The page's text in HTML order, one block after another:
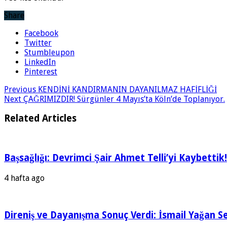
Share
Facebook
Twitter
Stumbleupon
LinkedIn
Pinterest
Previous KENDİNİ KANDIRMANIN DAYANILMAZ HAFİFLİĞİ
Next ÇAĞRIMIZDIR! Sürgünler 4 Mayıs’ta Köln’de Toplanıyor.
Related Articles
Başsağlığı: Devrimci Şair Ahmet Telli’yi Kaybettik!
4 hafta ago
Direniş ve Dayanışma Sonuç Verdi: İsmail Yağan